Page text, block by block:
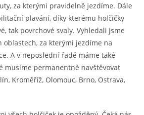
za kterými pravidelně jezdíme. Dále
plavání, díky kterému holčičky
tak povrchové svaly. Vyhledali jsme
oblastech, za kterými jezdíme na
A v neposlední řadě máme také
musíme permanentně navštěvovat
Kroměříž, Olomouc, Brno, Ostrava,